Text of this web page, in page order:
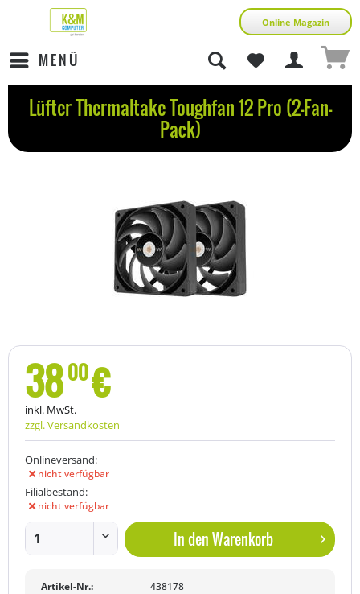
Online Magazin
MENÜ
Lüfter Thermaltake Toughfan 12 Pro (2-Fan-
Pack)
3800€
inkl. MwSt.
zzgl. Versandkosten
Onlineversand:
nicht verfügbar
Filialbestand:
nicht verfügbar
In denWarenkorb
Artikel-Nr.:
438178